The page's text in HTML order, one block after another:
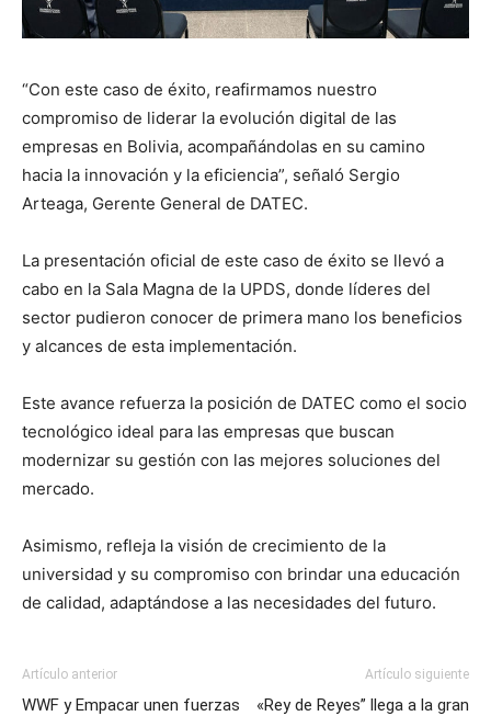
“Con este caso de éxito, reafirmamos nuestro
compromiso de liderar la evolución digital de las
empresas en Bolivia, acompañándolas en su camino
hacia la innovación y la eficiencia”, señaló Sergio
Arteaga, Gerente General de DATEC.
La presentación oficial de este caso de éxito se llevó a
cabo en la Sala Magna de la UPDS, donde líderes del
sector pudieron conocer de primera mano los beneficios
y alcances de esta implementación.
Este avance refuerza la posición de DATEC como el socio
tecnológico ideal para las empresas que buscan
modernizar su gestión con las mejores soluciones del
mercado.
Asimismo, refleja la visión de crecimiento de la
universidad y su compromiso con brindar una educación
de calidad, adaptándose a las necesidades del futuro.
Artículo anterior
WWF y Empacar unen fuerzas
Artículo siguiente
«Rey de Reyes” llega a la gran